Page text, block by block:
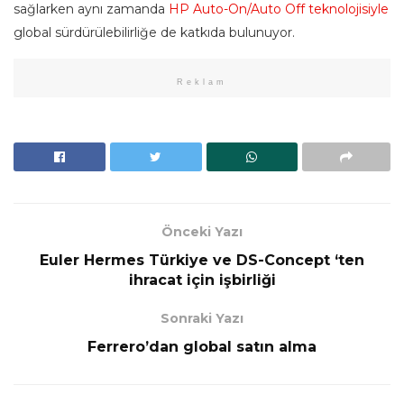
sağlarken aynı zamanda HP Auto-On/Auto Off teknolojisiyle
global sürdürülebilirliğe de katkıda bulunuyor.
Reklam
Önceki Yazı
Euler Hermes Türkiye ve DS-Concept ‘ten
ihracat için işbirliği
Sonraki Yazı
Ferrero’dan global satın alma